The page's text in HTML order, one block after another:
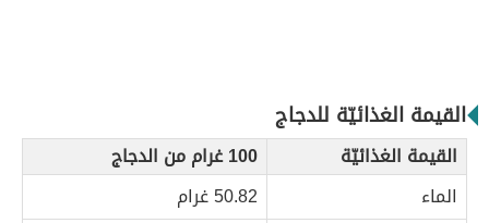
القيمة الغذائيّة للدجاج
القيمة الغذائيّة
100 غرام من الدجاج
الماء
50.82 غرام